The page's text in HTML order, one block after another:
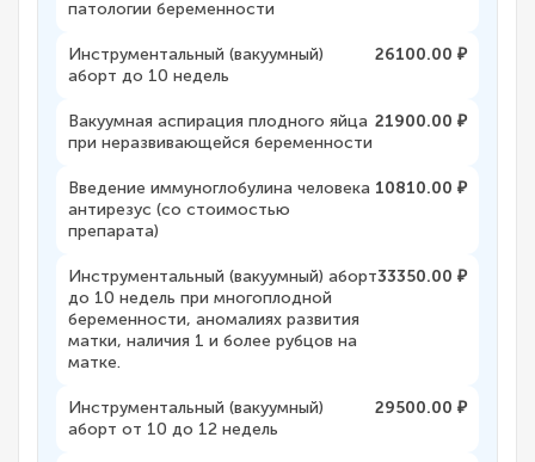
патологии беременности
Инструментальный (вакуумный)
аборт до 10 недель
26100.00 ₽
Вакуумная аспирация плодного яйца
при неразвивающейся беременности
21900.00 ₽
Введение иммуноглобулина человека
антирезус (со стоимостью
препарата)
10810.00 ₽
Инструментальный (вакуумный) аборт
до 10 недель при многоплодной
беременности, аномалиях развития
матки, наличия 1 и более рубцов на
матке.
33350.00 ₽
Инструментальный (вакуумный)
аборт от 10 до 12 недель
29500.00 ₽